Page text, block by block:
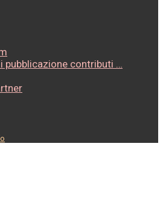
pubblicazione contributi …